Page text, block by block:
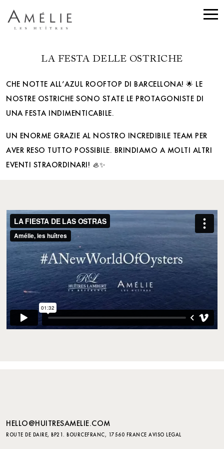
LA FESTA DELLE OSTRICHE
CHE NOTTE ALL’AZUL ROOFTOP DI BARCELLONA! 🌟 LE
NOSTRE OSTRICHE SONO STATE LE PROTAGONISTE DI
UNA FESTA INDIMENTICABILE.
UN ENORME GRAZIE AL NOSTRO INCREDIBILE TEAM PER
AVER RESO TUTTO POSSIBILE. BRINDIAMO A MOLTI ALTRI
EVENTI STRAORDINARI! 🦪✨
HELLO@HUITRESAMELIE.COM
ROUTE DE DAIRE, BP21. BOURCEFRANC, 17560 FRANCE AVISO LEGAL